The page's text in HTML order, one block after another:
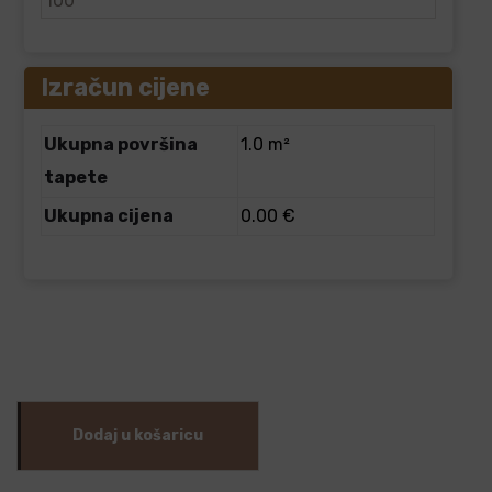
Izračun cijene
Ukupna površina
tapete
1.0 m²
Ukupna cijena 0.00 €
Dodaj u košaricu